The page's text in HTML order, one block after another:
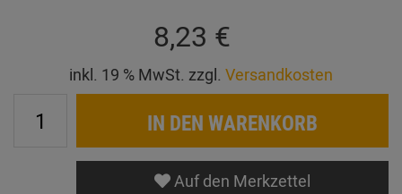
8,23 €
inkl. 19 % MwSt. zzgl. Versandkosten
IN DEN WARENKORB
Auf den Merkzettel